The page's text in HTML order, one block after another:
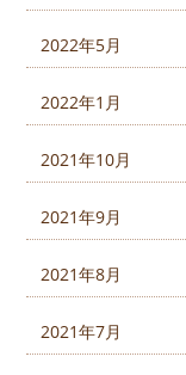
2022年5月
2022年1月
2021年10月
2021年9月
2021年8月
2021年7月